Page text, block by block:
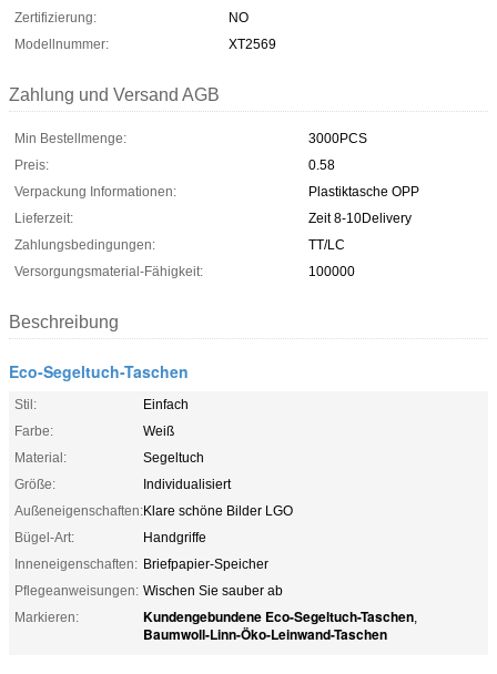
Zertifizierung:
NO
Modellnummer:
XT2569
Zahlung und Versand AGB
Min Bestellmenge:
3000PCS
Preis:
0.58
Verpackung Informationen:
Plastiktasche OPP
Lieferzeit:
Zeit 8-10Delivery
Zahlungsbedingungen:
TT/LC
Versorgungsmaterial-Fähigkeit:
100000
Beschreibung
Eco-Segeltuch-Taschen
Stil:
Einfach
Farbe:
Weiß
Material:
Segeltuch
Größe:
Individualisiert
Außeneigenschaften:Klare schöne Bilder LGO
Bügel-Art:
Handgriffe
Inneneigenschaften: Briefpapier-Speicher
Pflegeanweisungen: Wischen Sie sauber ab
Markieren:
Kundengebundene Eco-Segeltuch-Taschen,
Baumwoll-Linn-Öko-Leinwand-Taschen